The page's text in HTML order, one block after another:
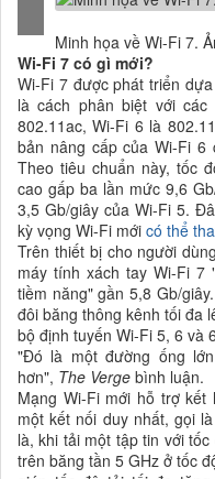
Minh họa về Wi-Fi 7.
Wi-Fi 7 có gì mới?
Wi-Fi 7 được phát triển
là cách phân biệt với
802.11ac, Wi-Fi 6 là
bản nâng cấp của Wi-Fi 6
Theo tiêu chuẩn này, tốc
cao gấp ba lần mức 9,6
3,5 Gb/giây của Wi-Fi 5.
kỳ vọng Wi-Fi mới có thể
Trên thiết bị cho người
máy tính xách tay Wi-Fi
tiềm năng" gần 5,8 Gb/
đôi băng thông kênh tối đa
bộ định tuyến Wi-Fi 5, 6 và
"Đó là một đường ống
hơn", The Verge bình luận.
Mạng Wi-Fi mới hỗ trợ
một kết nối duy nhất, gọi
là, khi tải một tập tin với
trên băng tần 5 GHz ở tốc